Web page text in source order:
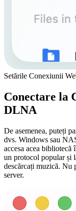
Setările Conexiunii
Conectare la
DLNA
De asemenea, puteți
dvs. Windows sau
accesa acea
un protocol popular și
descărcați muzică. Nu
server.